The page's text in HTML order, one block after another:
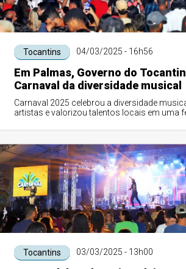
Tocantins 04/03/2025 - 16h56
Em Palmas, Governo do
Carnaval da diversidade musical
Carnaval 2025 celebrou a diversidade
artistas e valorizou talentos locais em uma
Tocantins 03/03/2025 - 13h00